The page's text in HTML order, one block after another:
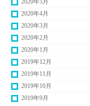
2020年5月
2020年4月
2020年3月
2020年2月
2020年1月
2019年12月
2019年11月
2019年10月
2019年9月